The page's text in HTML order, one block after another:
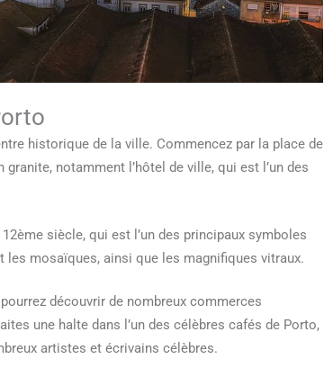
historique de la ville. Commencez par la place de
notamment l’hôtel de ville, qui est l’un des
siècle, qui est l’un des principaux symboles
les mosaïques, ainsi que les magnifiques vitraux.
découvrir de nombreux commerces
une halte dans l’un des célèbres cafés de Porto,
artistes et écrivains célèbres.